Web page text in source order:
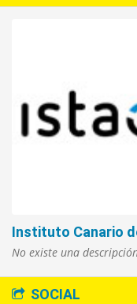
Instituto Canario
No existe una
SOCIAL